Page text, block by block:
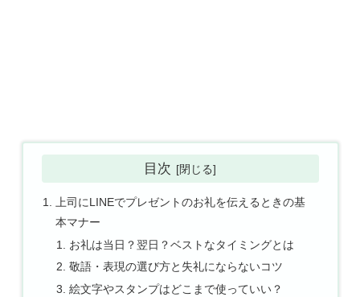
目次
上司にLINEでプレゼントのお礼を伝えるときの基
本マナー
お礼は当日？翌日？ベストなタイミングとは
敬語・表現の選び方と失礼にならないコツ
絵文字やスタンプはどこまで使っていい？